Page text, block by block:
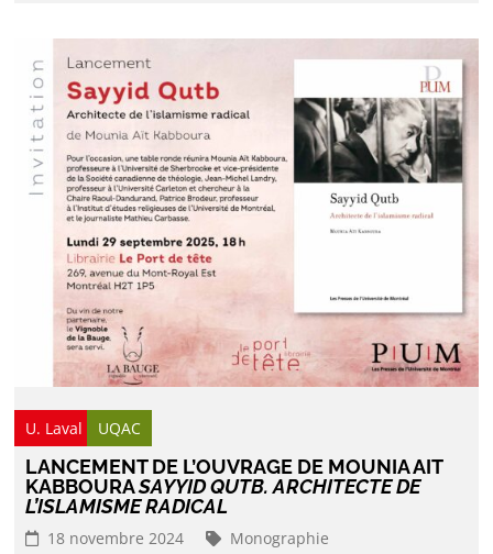
U. Laval UQAC
LANCEMENT DE L’OUVRAGE DE MOUNIA AIT
KABBOURASAYYID QUTB. ARCHITECTE DE
L’ISLAMISME RADICAL
18 novembre 2024
Monographie